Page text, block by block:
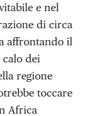
e nel
di circa
affrontando il
dei
regione
toccare
Africa